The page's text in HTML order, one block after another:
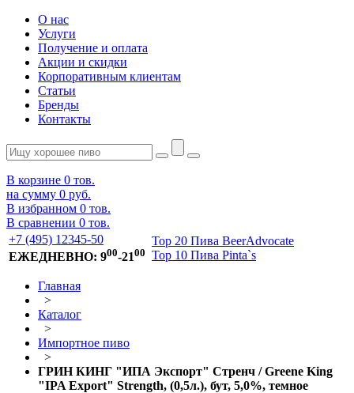
О нас
Услуги
Получение и оплата
Акции и скидки
Корпоративным клиентам
Статьи
Бренды
Контакты
В корзине 0 тов.
на сумму 0 руб.
В избранном 0 тов.
В сравнении 0 тов.
+7 (495) 12345-50
ЕЖЕДНЕВНО: 900-2100
Top 20 Пива BeerAdvocate
Top 10 Пива Pinta`s
Главная
>
Каталог
>
Импортное пиво
>
ГРИН КИНГ "ИПА Экспорт" Стренч / Greene King
"IPA Export" Strength, (0,5л.), бут, 5,0%, темное